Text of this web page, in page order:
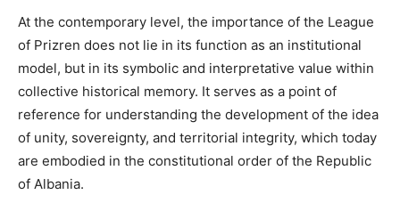
At the contemporary level, the importance of the League
of Prizren does not lie in its function as an institutional
model, but in its symbolic and interpretative value within
collective historical memory. It serves as a point of
reference for understanding the development of the idea
of unity, sovereignty, and territorial integrity, which today
are embodied in the constitutional order of the Republic
of Albania.